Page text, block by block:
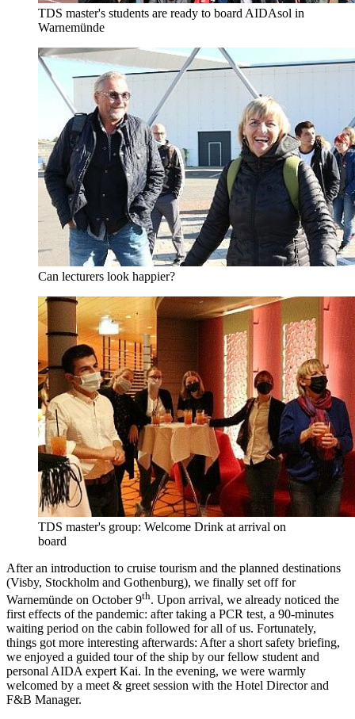
TDS master's students are ready to board AIDAsol in
Warnemünde
Can lecturers look happier?
TDS master's group: Welcome Drink at arrival on
board
After an introduction to cruise tourism and the planned destinations
(Visby, Stockholm and Gothenburg), we finally set off for
Warnemünde on October 9th. Upon arrival, we already noticed the
first effects of the pandemic: after taking a PCR test, a 90-minutes
waiting period on the cabin followed for all of us. Fortunately,
things got more interesting afterwards: After a short safety briefing,
we enjoyed a guided tour of the ship by our fellow student and
personal AIDA expert Kai. In the evening, we were warmly
welcomed by a meet & greet session with the Hotel Director and
F&B Manager.